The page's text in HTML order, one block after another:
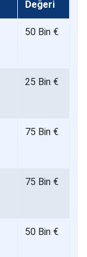
Değeri
50 Bin €
25 Bin €
75 Bin €
75 Bin €
50 Bin €